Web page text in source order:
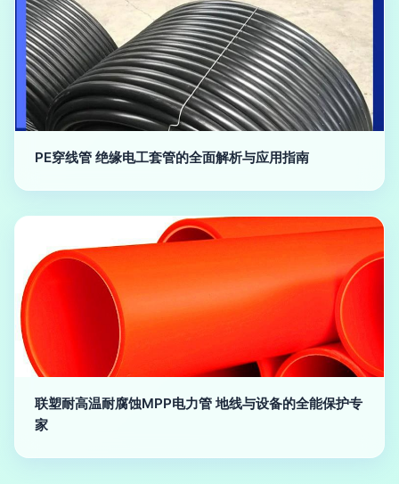
PE穿线管 绝缘电工套管的全面解析与应用指南
联塑耐高温耐腐蚀MPP电力管 地线与设备的全能保护专
家